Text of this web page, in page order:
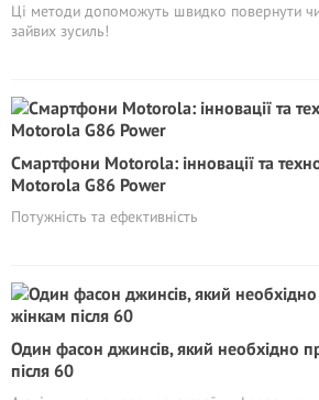
Ці методи допоможуть швидко повернути
зайвих зусиль!
Смартфони Motorola: інновації та
Motorola G86 Power
Потужність та ефективність
Один фасон джинсів, який необхідно
після 60